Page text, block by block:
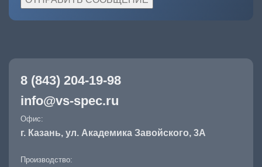
8 (843) 204-19-98
info@vs-spec.ru
Офис:
г. Казань, ул. Академика Завойского, 3А
Производство: